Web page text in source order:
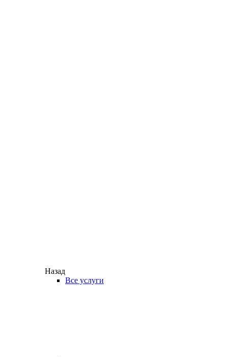
Назад
Все услуги